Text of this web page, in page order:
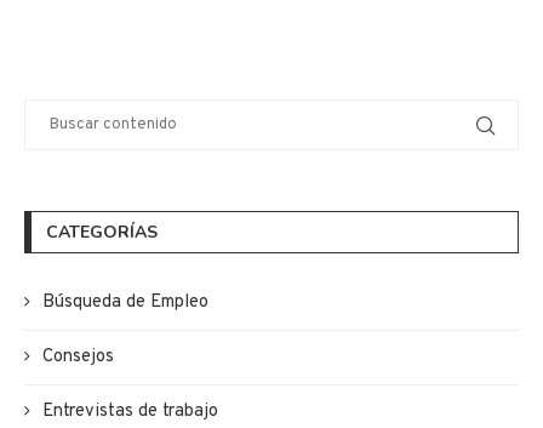
CATEGORÍAS
Búsqueda de Empleo
Consejos
Entrevistas de trabajo